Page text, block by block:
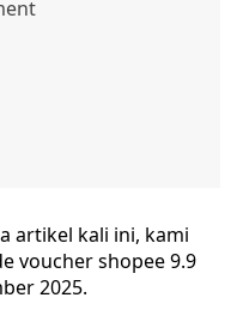
artikel kali ini, kami
voucher shopee 9.9
2025.